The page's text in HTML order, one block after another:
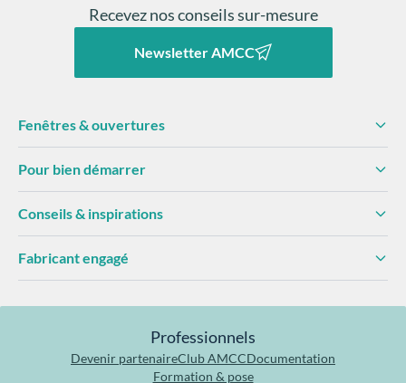
Recevez nos conseils sur-mesure
Newsletter AMCC
Fenêtres & ouvertures
Pour bien démarrer
Conseils & inspirations
Fabricant engagé
Professionnels
Devenir partenaireClub AMCCDocumentation
Formation & pose